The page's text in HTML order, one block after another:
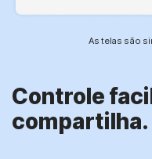
As telas são
Controle
compartilha.